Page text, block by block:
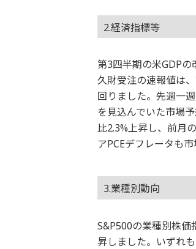
2.経済指標等
第3四半期の米GDP
久財受注の速報値は
回りました。先週一
を見込んでいた市場
比2.3%上昇し、前月
アPCEデフレータも
3.業種別動向
S&P500の業種別株
昇しました。いずれ